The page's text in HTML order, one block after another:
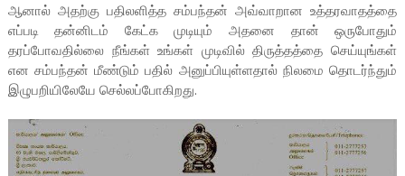
ஆனால் அதற்கு பதிலளித்த சம்பந்தன் அவ்வாறான உத்தரவாதத்தை
எப்படி தன்னிடம் கேட்க முடியும் அதனை தான் ஒருபோதும்
தரப்போவதில்லை நீங்கள் உங்கள் முடிவில் திருத்தத்தை செய்யுங்கள்
என சம்பந்தன் மீண்டும் பதில் அனுப்பியுள்ளதால் நிலமை தொடர்ந்தும்
இழுபறியிலேயே செல்லப்போகிறது.